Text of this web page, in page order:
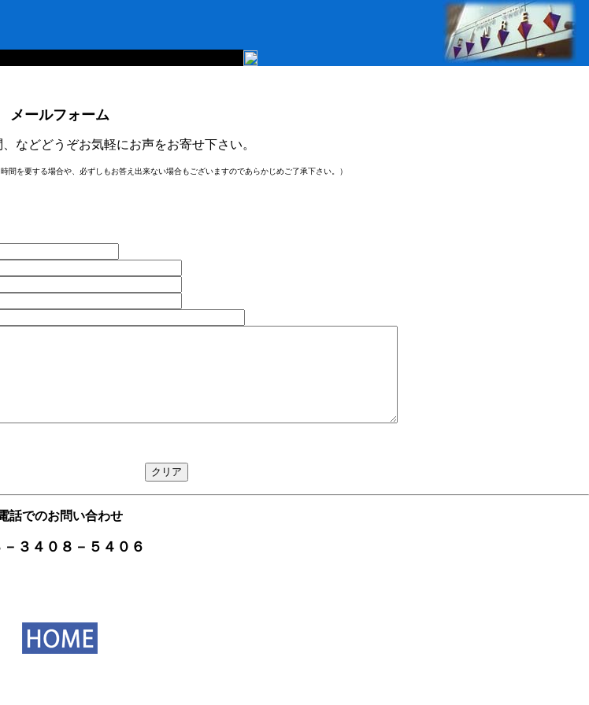
メールフォーム
などどうぞお気軽にお声をお寄せ下さい。
間を要する場合や、必ずしもお答え出来ない場合もございますのであらかじめご了承下さい。）
話でのお問い合わせ
－３４０８－５４０６